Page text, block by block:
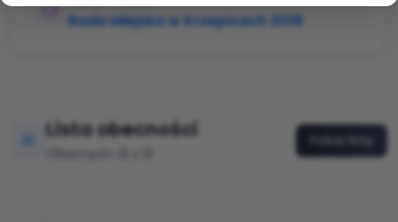
Rada Miejska w Krzepicach 2018
Lista obecności Pokaż listę